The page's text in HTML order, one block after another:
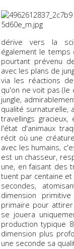
dérive vers la
également le temps
pourtant prévenu
avec les plans de
via les réactions
qu'on ne voit pas (le
jungle,
qualité surnaturelle,
travellings
l'état d'animaux
récit où une
avec les humains,
est un chasseur,
une, en faisant des
tuent par centaine
secondes,
dimension
primaire pour
se jouera
production typique
dimension plus
une seconde sa